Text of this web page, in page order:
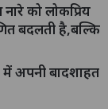
को लोकप्रिय
बदलती है,बल्कि
में अपनी बादशाहत